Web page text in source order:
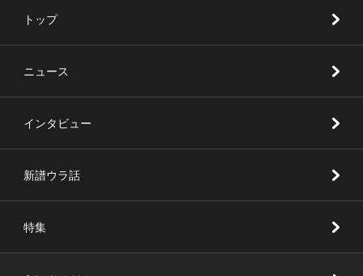
トップ
ニュース
インタビュー
新譜ウラ話
特集